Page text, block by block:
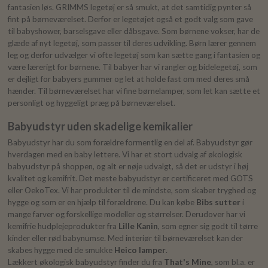
fantasien løs. GRIMMS legetøj er så smukt, at det samtidig pynter så
fint på børneværelset. Derfor er legetøjet også et godt valg som gave
til babyshower, barselsgave eller dåbsgave. Som børnene vokser, har de
glæde af nyt legetøj, som passer til deres udvikling. Børn lærer gennem
leg og derfor udvælger vi ofte legetøj som kan sætte gang i fantasien og
være lærerigt for børnene. Til babyer har vi rangler og bidelegetøj, som
er dejligt for babyers gummer og let at holde fast om med deres små
hænder. Til børneværelset har vi fine børnelamper, som let kan sætte et
personligt og hyggeligt præg på børneværelset.
Babyudstyr uden skadelige kemikalier
Babyudstyr har du som forældre formentlig en del af. Babyudstyr gør
hverdagen med en baby lettere. Vi har et stort udvalg af økologisk
babyudstyr på shoppen, og alt er nøje udvalgt, så det er udstyr i høj
kvalitet og kemifrit. Det meste babyudstyr er certificeret med GOTS
eller OekoTex. Vi har produkter til de mindste, som skaber tryghed og
hygge og som er en hjælp til forældrene. Du kan købe Bibs sutter i
mange farver og forskellige modeller og størrelser. Derudover har vi
kemifrie hudplejeprodukter fra Lille Kanin, som egner sig godt til tørre
kinder eller rød babynumse. Med interiør til børneværelset kan der
skabes hygge med de smukke Heico lamper.
Lækkert økologisk babyudstyr finder du fra That's Mine, som bl.a. er